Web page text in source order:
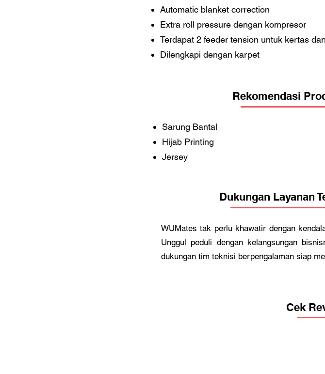
Automatic blanket correction
Extra roll pressure dengan kompresor
Terdapat 2 feeder tension untuk kertas
Dilengkapi dengan karpet
Rekomendasi
Sarung Bantal
Hijab Printing
Jersey
Dukungan Layanan
WUMates tak perlu khawatir dengan
Unggul peduli dengan kelangsungan
dukungan tim teknisi berpengalaman siap
Cek